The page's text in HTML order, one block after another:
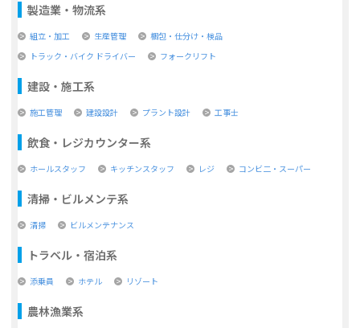
製造業・物流系
組立・加工 生産管理
梱包・仕分け・検品
トラック・バイク ドライバー
フォークリフト
建設・施工系
施工管理 建設設計 プラント設計 工事士
飲食・レジカウンター系
ホールスタッフ キッチンスタッフ レジ コンビ二・スーパー
清掃・ビルメンテ系
清掃 ビルメンテナンス
トラベル・宿泊系
添乗員 ホテル リゾート
農林漁業系